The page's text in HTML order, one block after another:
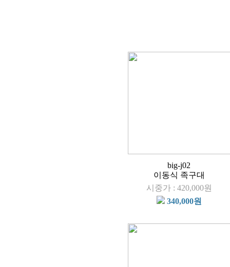
big-j02
이동식 족구대
시중가 : 420,000원
340,000원